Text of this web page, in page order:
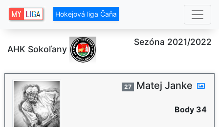
Hokejová liga Čaňa
AHK Sokoľany
Sezóna 2021/2022
27 Matej Janke
Body 34